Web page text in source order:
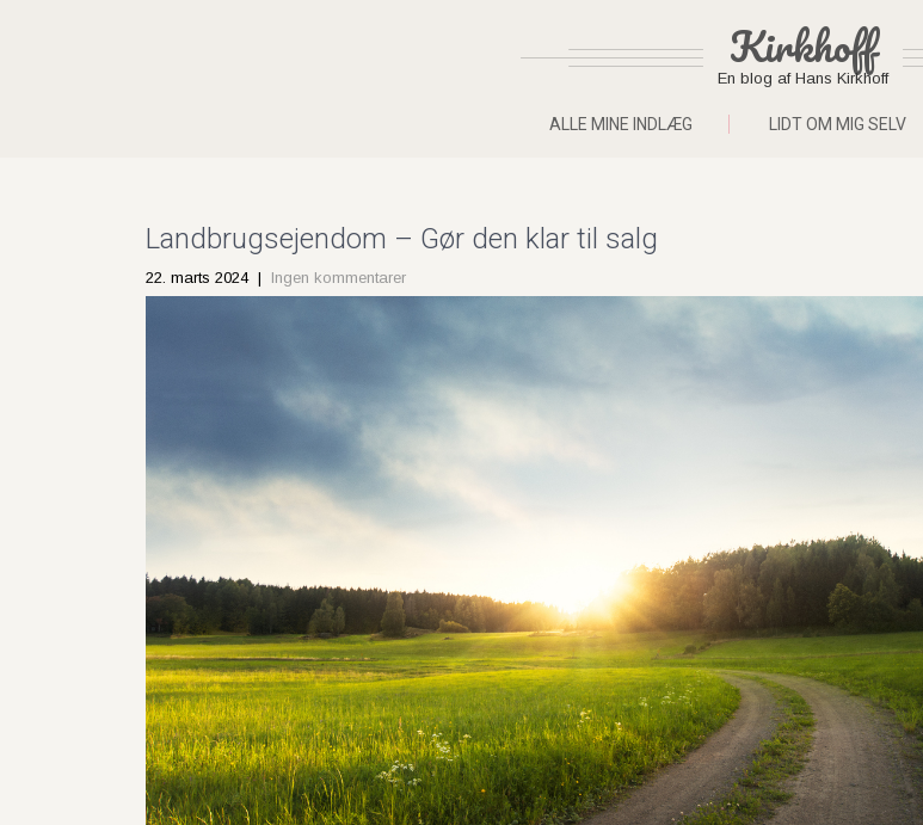
Kirkhoff
En blog af Hans Kirkhoff
ALLE MINE INDLÆG LIDT OM MIG SELV
Landbrugsejendom – Gør den klar til salg
22. marts 2024 | Ingen kommentarer